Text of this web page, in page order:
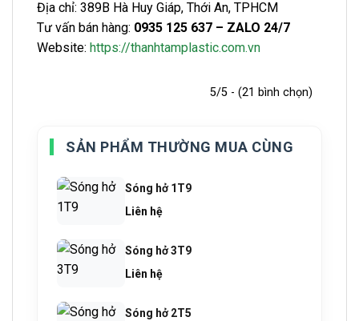
Địa chỉ: 389B Hà Huy Giáp, Thới An, TPHCM
Tư vấn bán hàng: 0935 125 637 – ZALO 24/7
Website: https://thanhtamplastic.com.vn
5/5 - (21 bình chọn)
SẢN PHẨM THƯỜNG MUA CÙNG
Sóng hở 1T9
Liên hệ
Sóng hở 3T9
Liên hệ
Sóng hở 2T5